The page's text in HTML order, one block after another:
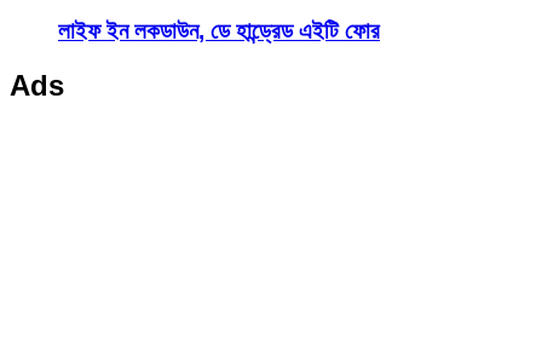
লাইফ ইন লকডাউন, ডে হান্ড্রেড এইটি ফোর
Ads